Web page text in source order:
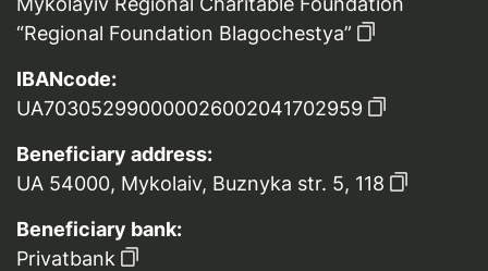
“Regional Foundation Blagochestya”
IBANcode:
UA703052990000026002041702959
Beneficiary address:
UA 54000, Mykolaiv, Buznyka str. 5, 118
Beneficiary bank:
Privatbank